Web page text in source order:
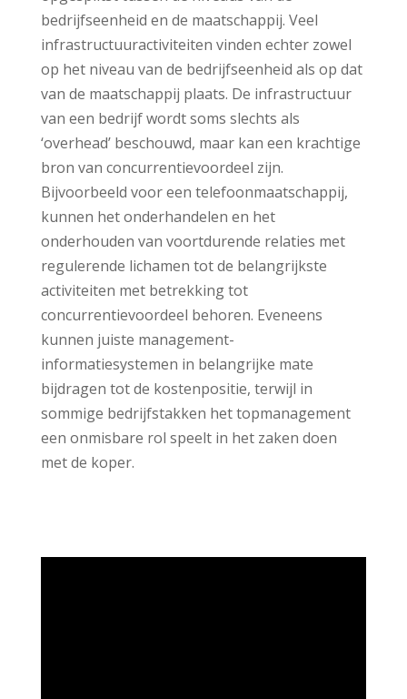
bedrijfseenheid en de maatschappij. Veel
infrastructuuractiviteiten vinden echter zowel
op het niveau van de bedrijfseenheid als op dat
van de maatschappij plaats. De infrastructuur
van een bedrijf wordt soms slechts als
‘overhead’ beschouwd, maar kan een krachtige
bron van concurrentievoordeel zijn.
Bijvoorbeeld voor een telefoonmaatschappij,
kunnen het onderhandelen en het
onderhouden van voortdurende relaties met
regulerende lichamen tot de belangrijkste
activiteiten met betrekking tot
concurrentievoordeel behoren. Eveneens
kunnen juiste management-
informatiesystemen in belangrijke mate
bijdragen tot de kostenpositie, terwijl in
sommige bedrijfstakken het topmanagement
een onmisbare rol speelt in het zaken doen
met de koper.